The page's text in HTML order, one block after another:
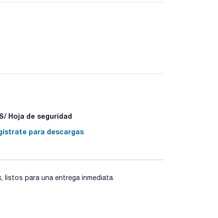
- P501a
Hoja de seguridad
para descargas
para una entrega inmediata.